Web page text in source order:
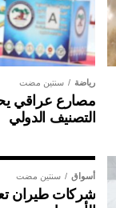
رياضة سنتين مضت
مصارع عراقي
التصنيف الدولي
أسواق سنتين مضت
شركات طيران